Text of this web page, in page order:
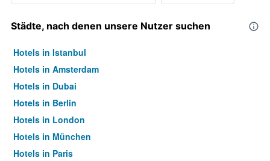
Städte, nach denen unsere Nutzer suchen
Hotels in Istanbul
Hotels in Amsterdam
Hotels in Dubai
Hotels in Berlin
Hotels in London
Hotels in München
Hotels in Paris